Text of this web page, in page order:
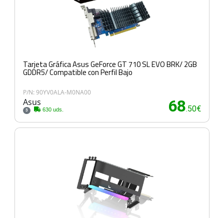
Tarjeta Gráfica Asus GeForce GT 710 SL EVO BRK/ 2GB
GDDR5/ Compatible con Perfil Bajo
P/N: 90YV0ALA-M0NA00
Asus
3 630 uds. 68.50€